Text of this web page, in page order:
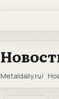
Metaldaily.ru